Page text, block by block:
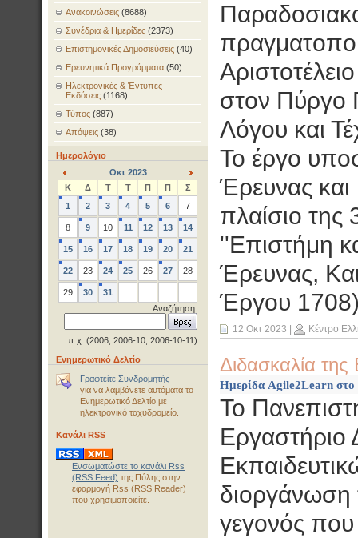
Ανακοινώσεις (8688)
Συνέδρια & Ημερίδες (2373)
Επιστημονικές Δημοσιεύσεις (40)
Ερευνητικά Προγράμματα (50)
Ηλεκτρονικές & Έντυπες
Εκδόσεις (1168)
Τύπος (887)
Απόψεις (38)
Ημερολόγιο
<
Οκτ 2023
>
Κ Δ Τ Τ Π Π
Σ
1
2 3 4 5 6 7
8 9 10 11 12 13 14
15 16 17 18 19 20 21
22 23 24 25 26 27 28
29 30
31
Αναζήτηση:
π.χ. (2006, 2006-10, 2006-10-11)
Ενημερωτικό Δελτίο
Γραφτείτε Συνδρομητής
για να λαμβάνετε αυτόματα το
Ενημερωτικό Δελτίο με
ηλεκτρονικό ταχυδρομείο.
Κανάλι RSS
Ενσωματώστε το κανάλι Rss
(RSS Feed) της Πύλης στην
εφαρμογή Rss (RSS Reader)
που χρησιμοποιείτε.
στον Πύργο
Λόγου και
Το έργο
Έρευνας
πλαίσιο
''Επιστήμη
Έρευνας,
Έργου
12 Οκτ 2023 Κέντρο
Διδασκαλία της
Ημερίδα Agile2Learn στο
Το
Εργαστήριο
διοργάνωση
γεγονός